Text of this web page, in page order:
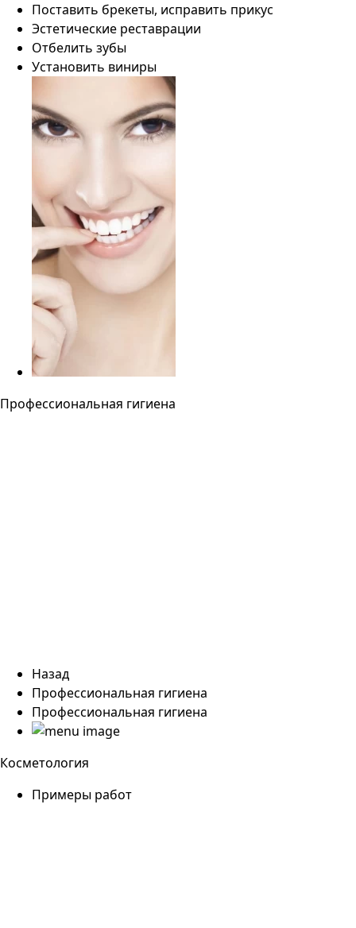
Поставить брекеты, исправить прикус
Эстетические реставрации
Отбелить зубы
Установить виниры
Профессиональная гигиена
Назад
Профессиональная гигиена
Профессиональная гигиена
Косметология
Примеры работ